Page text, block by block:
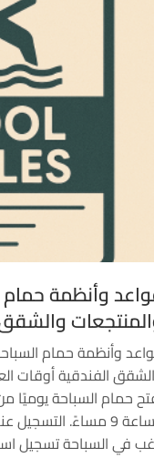
وأنظمة
وأنظمة حمام
الفندقية أوقات
الساعة 9 مساءً.
في السباحة تسجيل